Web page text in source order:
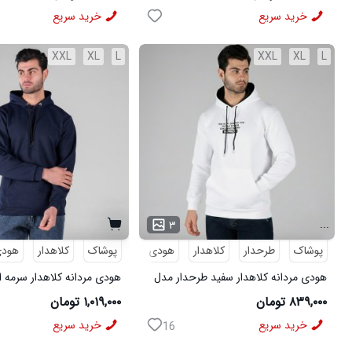
چند فروشگاه
نداره .
سفارشاتتون رو
برای مشاهده
توضیحات
فروشنده رو یکجا
برای ارتباط و
کرده و سوال
...
مدل Alshen
خرید سریع خرید سریع
L
XL
XXL
۳
...
پوشاک
طرحدار کلاهدار هودی
هودی مردانه
هودی مردانه کلاهدار سفید طرحدار مدل
49308
۸۳۹,۰۰۰ تومان
خرید سریع 16
L
XL
XXL
پوشاک
کلاهدار
هودی مردانه کلاهدار
49495
۱,۰۱۹,۰۰۰ تومان
خرید سریع